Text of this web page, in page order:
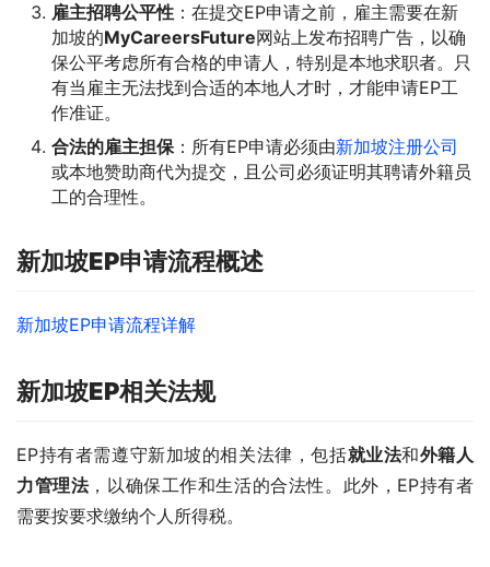
雇主招聘公平性 ：在提交EP申请之前，雇主需要在新
加坡的MyCareersFuture网站上发布招聘广告，以确
保公平考虑所有合格的申请人，特别是本地求职者。只
有当雇主无法找到合适的本地人才时，才能申请EP工
作准证。
合法的雇主担保：所有EP申请必须由新加坡注册公司
或本地赞助商代为提交，且公司必须证明其聘请外籍员
工的合理性。
新加坡EP申请流程概述
新加坡EP申请流程详解
新加坡EP相关法规
EP持有者需遵守新加坡的相关法律，包括就业法和外籍人
力管理法，以确保工作和生活的合法性。此外，EP持有者
需要按要求缴纳个人所得税。